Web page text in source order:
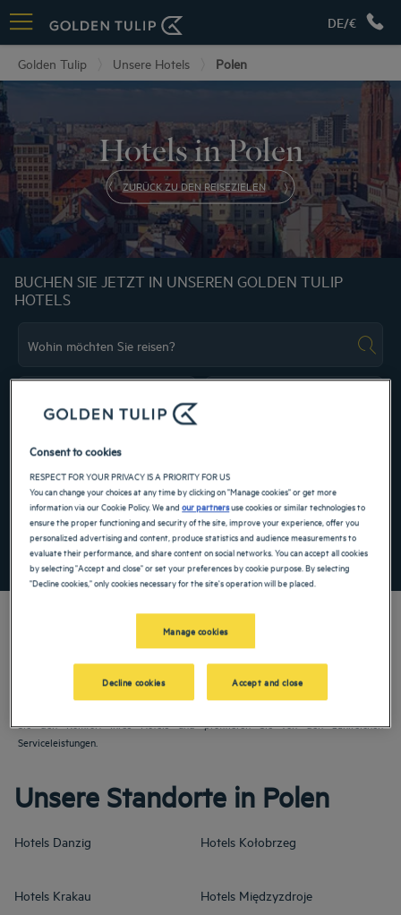
DE/€
Golden Tulip Unsere Hotels Polen
Hotels in Polen
ZURÜCK ZU DEN REISEZIELEN
BUCHEN SIE JETZT IN UNSEREN GOLDEN TULIP
HOTELS
Navigate forward to interact with the calendar and select a date. Press the
FINDEN SIE EIN HOTEL
Spezialcode hinzufügen
Planen Sie einen Aufenthalt in Polen? Warten Sie nicht länger und buchen Sie Ihr
Hotel- oder Residence-Zimmer im Golden Tulip! In unseren Hotels und Residences
mit 4 und 5 Sternen in Polen erwarten Sie Komfort und Freundlichkeit. Genießen
Sie den Komfort Ihres Hotels und profitieren Sie von den zahlreichen
Serviceleistungen.
Unsere Standorte in Polen
Hotels Danzig Hotels Kołobrzeg
Hotels Krakau Hotels Międzyzdroje
Consent to cookies
RESPECT FOR YOUR PRIVACY IS A PRIORITY FOR US
You can change your choices at any time by clicking on "Manage cookies" or get more
information via our Cookie Policy. We andour partnersuse cookies or similar technologies to
ensure the proper functioning and security of the site, improve your experience, offer you
personalized advertising and content, produce statistics and audience measurements to
evaluate their performance, and share content on social networks. You can accept all cookies
by selecting "Accept and close" or set your preferences by cookie purpose. By selecting
"Decline cookies," only cookies necessary for the site's operation will be placed.
Manage cookies
Decline cookies Accept and close